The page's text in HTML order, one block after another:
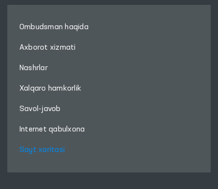
Ombudsman haqida
Axborot xizmati
Nashrlar
Xalqaro hamkorlik
Savol-javob
Internet qabulxona
Sayt xaritasi